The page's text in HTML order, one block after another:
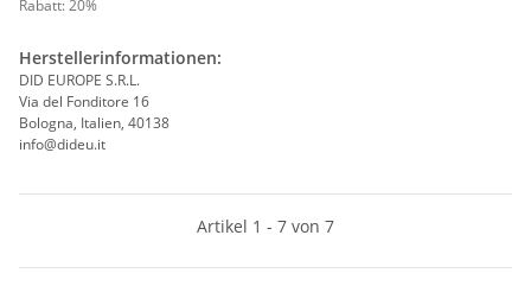
Rabatt:20%
Herstellerinformationen:
DID EUROPE S.R.L.
Via del Fonditore 16
Bologna, Italien, 40138
info@dideu.it
Artikel 1 - 7 von 7